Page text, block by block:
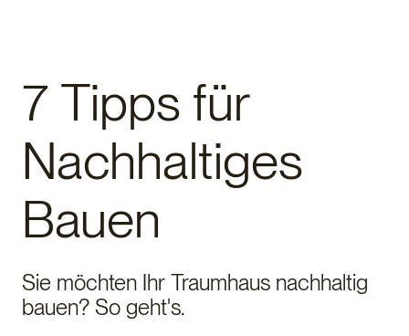
7 Tipps für
Nachhaltiges
Bauen
Sie möchten Ihr Traumhaus nachhaltig
bauen? So geht's.